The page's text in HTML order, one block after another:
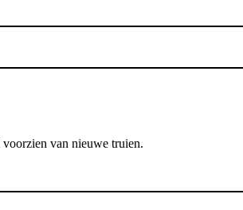
van nieuwe truien.